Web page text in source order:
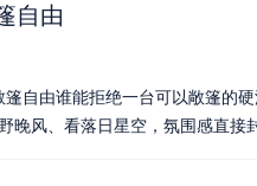
自由
自由谁能拒绝一台可以敞篷的
晚风、看落日星空，氛围感直接